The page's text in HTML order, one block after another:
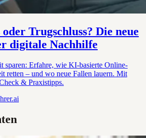
Trugschluss? Die neue
digitale Nachhilfe
sparen: Erfahre, wie KI-basierte Online-
retten – und wo neue Fallen lauern. Mit
& Praxistipps.